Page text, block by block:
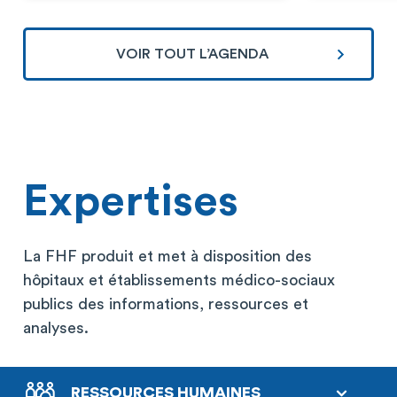
VOIR TOUT L’AGENDA
Expertises
La FHF produit et met à disposition des
hôpitaux et établissements médico-sociaux
publics des informations, ressources et
analyses.
RESSOURCES HUMAINES